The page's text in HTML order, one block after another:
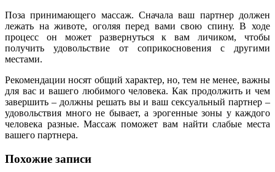
Поза принимающего массаж. Сначала ваш партнер должен
лежать на животе, оголяя перед вами свою спину. В ходе
процесс он может развернуться к вам личиком, чтобы
получить удовольствие от соприкосновения с другими
местами.
Рекомендации носят общий характер, но, тем не менее, важны
для вас и вашего любимого человека. Как продолжить и чем
завершить – должны решать вы и ваш сексуальный партнер –
удовольствия много не бывает, а эрогенные зоны у каждого
человека разные. Массаж поможет вам найти слабые места
вашего партнера.
Похожие записи